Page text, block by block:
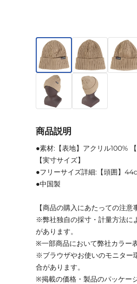
商品説明
●素材:【表地】アクリル100%
【実寸サイズ】
●フリーサイズ詳細:【頭囲】
●中国製
【商品の購入にあたっての注意
※弊社独自の採寸・計量方法に
があります。
※一部商品において弊社カラー
※ブラウザやお使いのモニター
合があります。
※掲載の価格・製品のパッケー